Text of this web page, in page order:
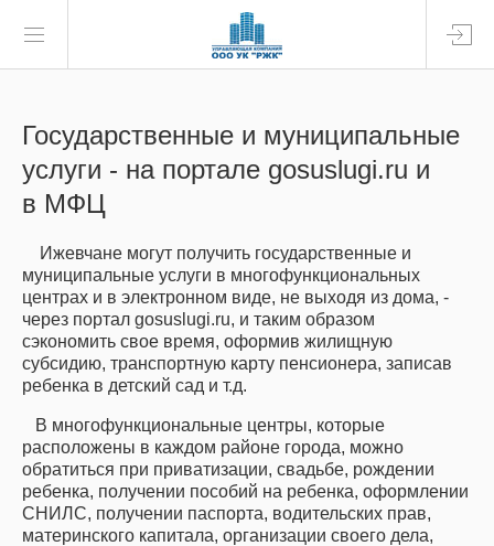
Государственные и муниципальные
услуги - на портале gosuslugi.ru и
в МФЦ
Ижевчане могут получить государственные и
муниципальные услуги в многофункциональных
центрах и в электронном виде, не выходя из дома, -
через портал gosuslugi.ru, и таким образом
сэкономить свое время, оформив жилищную
субсидию, транспортную карту пенсионера, записав
ребенка в детский сад и т.д.
В многофункциональные центры, которые
расположены в каждом районе города, можно
обратиться при приватизации, свадьбе, рождении
ребенка, получении пособий на ребенка, оформлении
СНИЛС, получении паспорта, водительских прав,
материнского капитала, организации своего дела,